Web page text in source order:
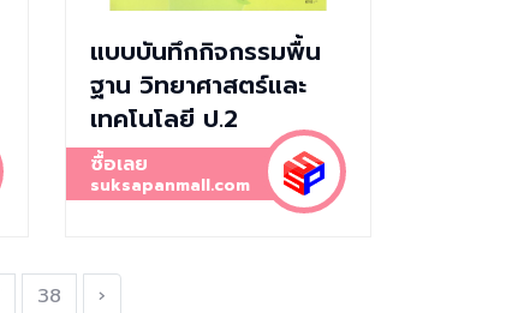
แบบบันทึกกิจกรรมพื้น
ฐาน วิทยาศาสตร์และ
เทคโนโลยี ป.2
ซื้อเลย
suksapanmall.com
38 ›